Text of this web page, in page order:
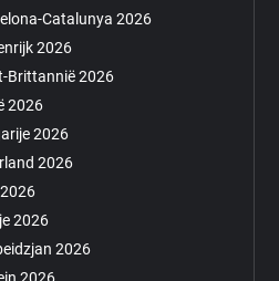
Catalunya 2026
2026
Brittannië 2026
2026
2026
2026
2026
2026